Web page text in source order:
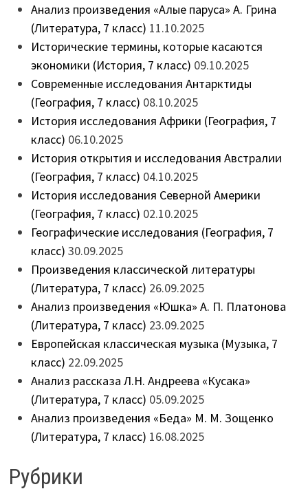
Анализ произведения «Алые паруса» А. Грина
(Литература, 7 класс) 11.10.2025
Исторические термины, которые касаются
экономики (История, 7 класс) 09.10.2025
Современные исследования Антарктиды
(География, 7 класс) 08.10.2025
История исследования Африки (География, 7
класс) 06.10.2025
История открытия и исследования Австралии
(География, 7 класс) 04.10.2025
История исследования Северной Америки
(География, 7 класс) 02.10.2025
Географические исследования (География, 7
класс) 30.09.2025
Произведения классической литературы
(Литература, 7 класс) 26.09.2025
Анализ произведения «Юшка» А. П. Платонова
(Литература, 7 класс) 23.09.2025
Европейская классическая музыка (Музыка, 7
класс) 22.09.2025
Анализ рассказа Л.Н. Андреева «Кусака»
(Литература, 7 класс) 05.09.2025
Анализ произведения «Беда» М. М. Зощенко
(Литература, 7 класс) 16.08.2025
Рубрики